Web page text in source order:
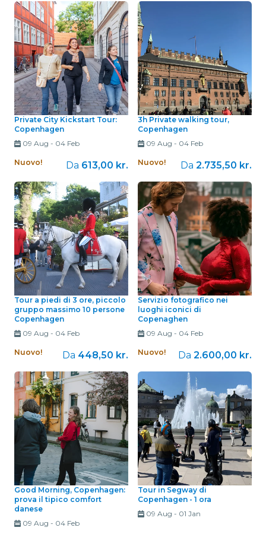
Private City Kickstart Tour:
Copenhagen
09 Aug - 04 Feb
Nuovo! Da 613,00 kr.
3h Private walking tour,
Copenhagen
09 Aug - 04 Feb
Nuovo! Da 2.735,50 kr.
Tour a piedi di 3 ore, piccolo
gruppo massimo 10 persone
Copenhagen
09 Aug - 04 Feb
Nuovo! Da 448,50 kr.
Servizio fotografico nei
luoghi iconici di
Copenaghen
09 Aug - 04 Feb
Nuovo! Da 2.600,00 kr.
Good Morning, Copenhagen:
prova il tipico comfort
danese
09 Aug - 04 Feb
Tour in Segway di
Copenhagen - 1 ora
09 Aug - 01 Jan